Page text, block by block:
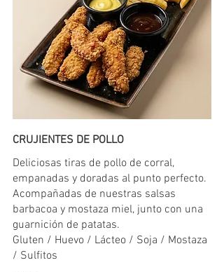
CRUJIENTES DE POLLO
Deliciosas tiras de pollo de corral,
empanadas y doradas al punto perfecto.
Acompañadas de nuestras salsas
barbacoa y mostaza miel, junto con una
guarnición de patatas.
Gluten / Huevo / Lácteo / Soja / Mostaza
/ Sulfitos